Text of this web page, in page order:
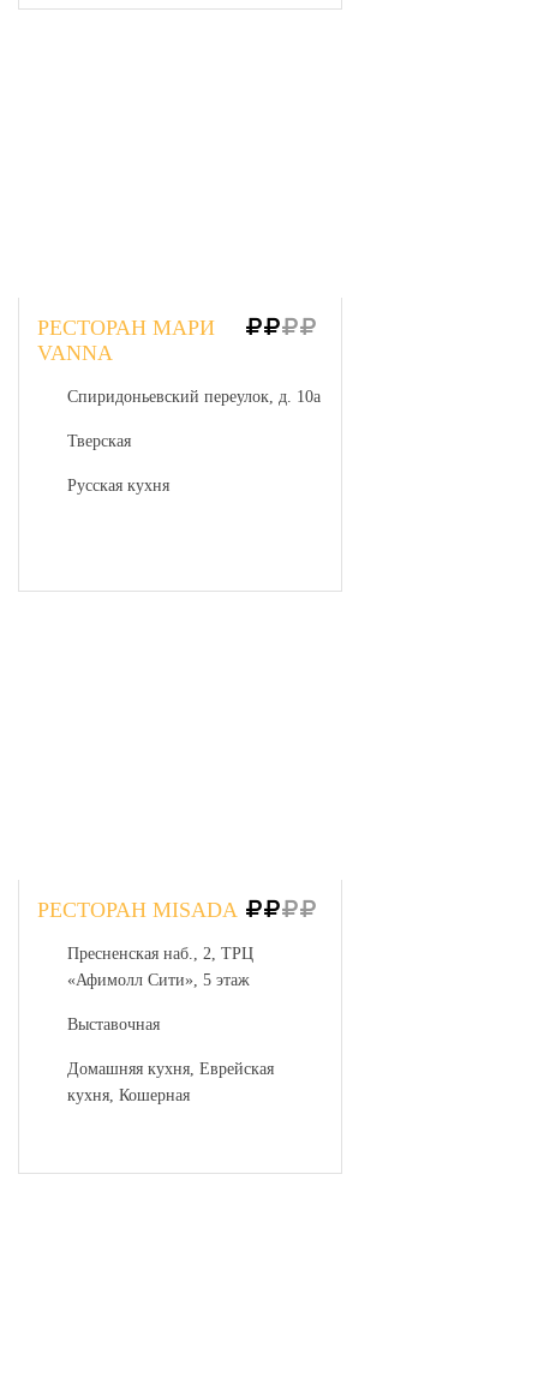
РЕСТОРАН МАРИ
VANNA
Спиридоньевский переулок, д. 10а
Тверская
Русская кухня
РЕСТОРАН MISADA
Пресненская наб., 2, ТРЦ
«Афимолл Сити», 5 этаж
Выставочная
Домашняя кухня, Еврейская
кухня, Кошерная